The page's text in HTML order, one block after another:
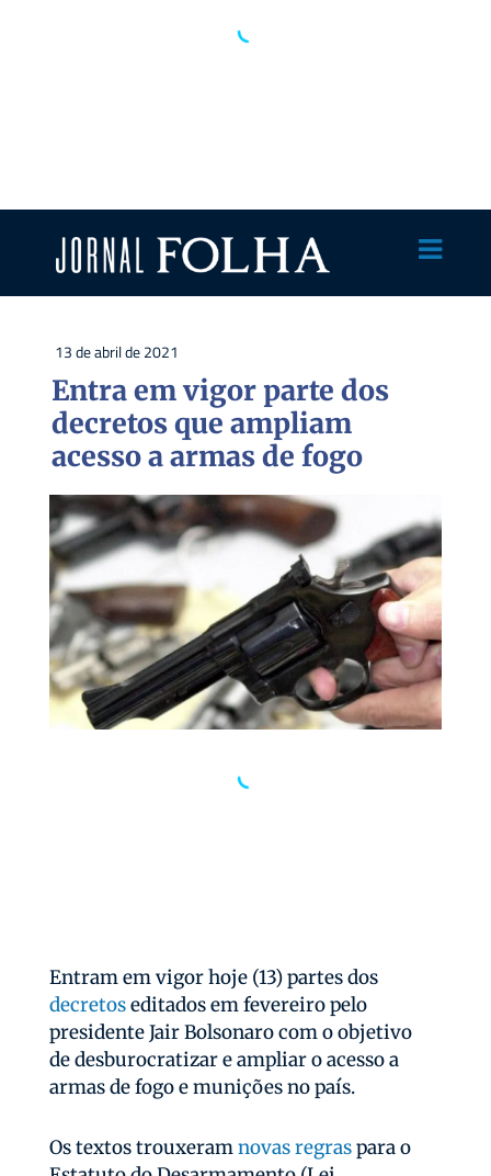
13 de abril de 2021
Entra em vigor parte dos
decretos que ampliam
acesso a armas de fogo
Entram em vigor hoje (13) partes dos
decretoseditados em fevereiro pelo
presidente Jair Bolsonaro com o objetivo
de desburocratizar e ampliar o acesso a
armas de fogo e munições no país.
Os textos trouxeramnovas regraspara o